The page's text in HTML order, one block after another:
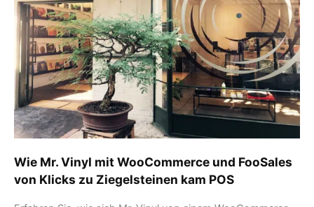
Wie Mr. Vinyl mit WooCommerce und FooSales
von Klicks zu Ziegelsteinen kam POS
mit
WooCommerce
und
FooSales
von
Klicks
zu
Ziegelsteinen
kam